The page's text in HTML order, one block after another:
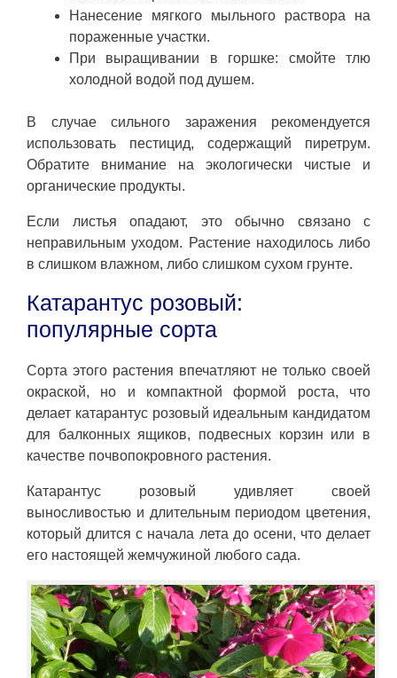
Нанесение мягкого мыльного раствора на
пораженные участки.
При выращивании в горшке: смойте тлю
холодной водой под душем.
В случае сильного заражения рекомендуется
использовать пестицид, содержащий пиретрум.
Обратите внимание на экологически чистые и
органические продукты.
Если листья опадают, это обычно связано с
неправильным уходом. Растение находилось либо
в слишком влажном, либо слишком сухом грунте.
Катарантус розовый:
популярные сорта
Сорта этого растения впечатляют не только своей
окраской, но и компактной формой роста, что
делает катарантус розовый идеальным кандидатом
для балконных ящиков, подвесных корзин или в
качестве почвопокровного растения.
Катарантус розовый удивляет своей
выносливостью и длительным периодом цветения,
который длится с начала лета до осени, что делает
его настоящей жемчужиной любого сада.